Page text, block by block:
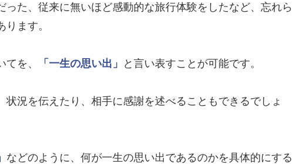
た、従来に無いほど感動的な旅行体験をしたなど、忘れら
ます。
を、 「一生の思い出」 と言い表すことが可能です。
況を伝えたり、相手に感謝を述べることもできるでしょ
などのように、何が一生の思い出であるのかを具体的にする